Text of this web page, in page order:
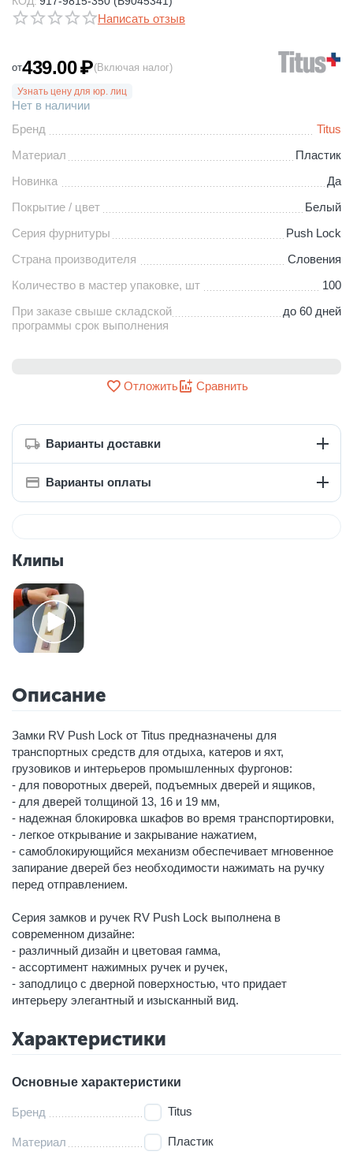
Написать отзыв
от439.00₽(Включая налог)
Узнать цену для юр. лиц
Нет в наличии
Бренд
Titus
Материал
Пластик
Новинка
Да
Покрытие / цвет
Белый
Серия фурнитуры
Push Lock
Страна производителя
Словения
Количество в мастер упаковке, шт
100
При заказе свыше складской
программы срок выполнения
до 60 дней
Отложить Сравнить
Варианты доставки
Варианты оплаты
Клипы
Описание
Замки RV Push Lock от Titus предназначены для
транспортных средств для отдыха, катеров и яхт,
грузовиков и интерьеров промышленных фургонов:
- для поворотных дверей, подъемных дверей и ящиков,
- для дверей толщиной 13, 16 и 19 мм,
- надежная блокировка шкафов во время транспортировки,
- легкое открывание и закрывание нажатием,
- самоблокирующийся механизм обеспечивает мгновенное
запирание дверей без необходимости нажимать на ручку
перед отправлением.
Серия замков и ручек RV Push Lock выполнена в
современном дизайне:
- различный дизайн и цветовая гамма,
- ассортимент нажимных ручек и ручек,
- заподлицо с дверной поверхностью, что придает
интерьеру элегантный и изысканный вид.
Характеристики
Основные характеристики
Бренд Titus
Материал Пластик